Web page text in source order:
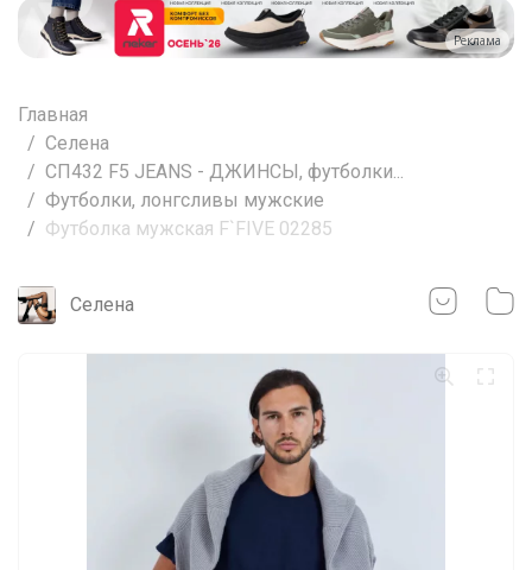
Реклама
Главная
Селена
СП432 F5 JEANS - ДЖИНСЫ, футболки...
Футболки, лонгсливы мужские
Футболка мужская F`FIVE 02285
Селена